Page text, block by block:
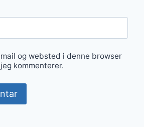
og websted i denne browser
kommenterer.